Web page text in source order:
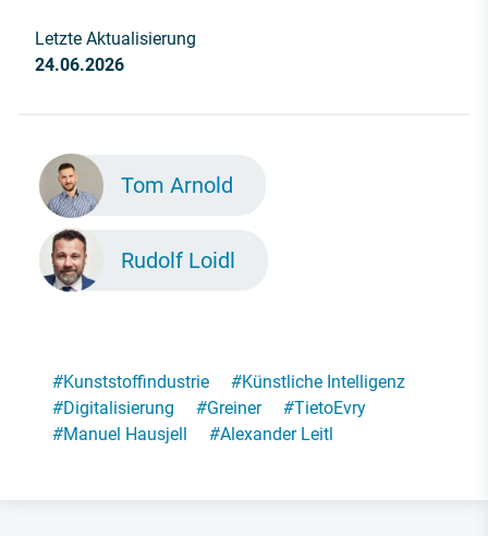
Letzte Aktualisierung
24.06.2026
Tom Arnold
Rudolf Loidl
#Kunststoffindustrie #Künstliche Intelligenz
#Digitalisierung #Greiner #TietoEvry
#Manuel Hausjell #Alexander Leitl